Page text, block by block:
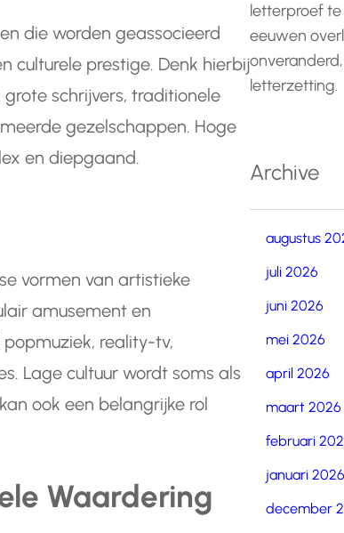
die worden geassocieerd
culturele prestige. Denk hierbij
schrijvers, traditionele
gezelschappen. Hoge
en diepgaand.
vormen van artistieke
amusement en
reality-tv,
Lage cultuur wordt soms als
ook een belangrijke rol
Waardering
letterproef te
eeuwen
letterzetting.
Archive
augustus
juli 2026
juni 2026
mei 2026
april 2026
maart 2026
februari
januari 2026
december